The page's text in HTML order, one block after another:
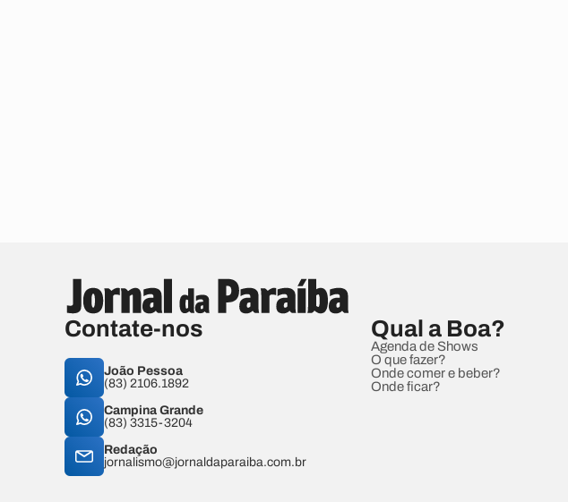
Contate-nos
João Pessoa
(83) 2106.1892
Campina Grande
(83) 3315-3204
Redação
jornalismo@jornaldaparaiba.com.br
Qual a Boa?
Agenda de Shows
O que fazer?
Onde comer e beber?
Onde ficar?